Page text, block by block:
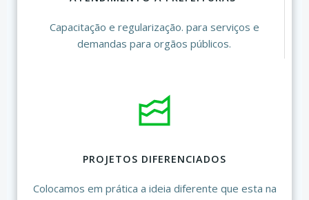
Capacitação e regularização. para serviços e
demandas para orgãos públicos.
PROJETOS DIFERENCIADOS
Colocamos em prática a ideia diferente que esta na